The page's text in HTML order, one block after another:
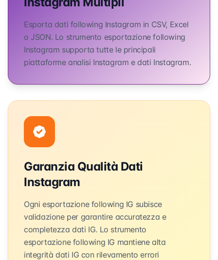
Esporta dati following Instagram in CSV, Excel
o JSON. Lo strumento esportazione following
Instagram supporta tutte le principali
piattaforme analisi Instagram e dati Instagram.
Garanzia Qualità Dati
Instagram
Ogni esportazione following IG subisce
validazione per garantire accuratezza e
completezza dati IG. Lo strumento
esportazione following IG mantiene alta
integrità dati IG con rilevamento errori